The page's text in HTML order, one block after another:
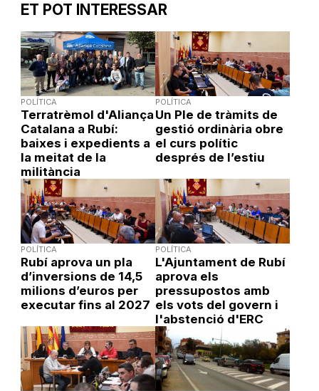
ET POT INTERESSAR
POLÍTICA
Terratrèmol d'Aliança
Catalana a Rubí:
baixes i expedients a
la meitat de la
militància
POLÍTICA
Un Ple de tràmits de
gestió ordinària obre
el curs polític
després de l’estiu
POLÍTICA
Rubí aprova un pla
d’inversions de 14,5
milions d’euros per
executar fins al 2027
POLÍTICA
L'Ajuntament de Rubí
aprova els
pressupostos amb
els vots del govern i
l'abstenció d'ERC